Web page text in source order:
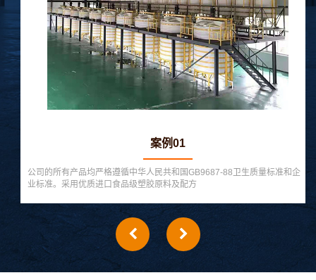
案例01
公司的所有产品均严格遵循中华人民共和国GB9687-88卫生质量标准和企
业标准。采用优质进口食品级塑胶原料及配方